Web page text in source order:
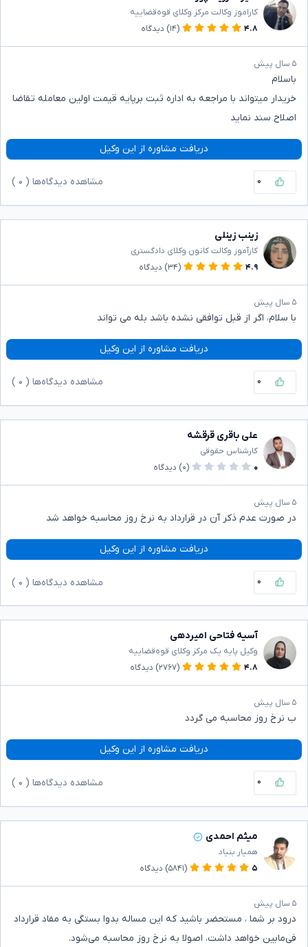
کاراموز وکالت مرکز وکلای قوه‌قضاییه
۴.۸
(۱۴) دیدگاه
۵ سال پیش
باسلام
خریدار میتواند با مراجعه به اداره ثبت برپایه قیمت اولین معامله تقاضا
اصلاح سند نماید
دریافت مشاوره از این وکیل
۰ مشاهده دیدگاه‌ها ( ۰
زینب زینلی
کارآموز وکالت کانون وکلای دادگستری
۴.۹
(۳۴) دیدگاه
۵ سال پیش
با سلام، اگر از قبل توافقی نشده باشد بله می تواند
دریافت مشاوره از این وکیل
۰ مشاهده دیدگاه‌ها ( ۰
علی باقری قرقشه
کارشناس حقوقی
۰
(۰) دیدگاه
۵ سال پیش
در صورت عدم ذکر آن در قرارداد به نرخ روز محاسبه خواهد شد
دریافت مشاوره از این وکیل
۰ مشاهده دیدگاه‌ها ( ۰
آسیه فتاحی امیردهی
وکیل پایه یک مرکز وکلای قوه‌قضاییه
۴.۸
(۲۷۶۷) دیدگاه
۵ سال پیش
ب نرخ روز محاسبه می گردد
دریافت مشاوره از این وکیل
۰ مشاهده دیدگاه‌ها ( ۰
میثم احمدی
همیار بنیاد
۵
(۵۸۴۱) دیدگاه
۵ سال پیش
درود بر شما ، مستحضر باشید که این مساله بدوا بستگی به مفاد قرارداد
فی‌مابین خواهد داشت، اصولا به نرخ روز محاسبه می‌شود.